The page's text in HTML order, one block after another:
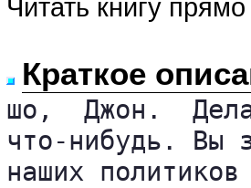
Читать книгу
Краткое
шо,  Джон.
что-нибудь. Вы
наших